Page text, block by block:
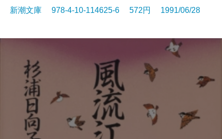
新潮文庫 978-4-10-114625-6 572円 1991/06/28